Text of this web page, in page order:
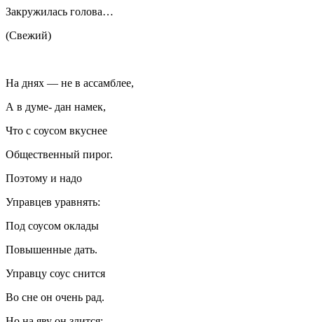
Закружилась голова…
(Свежий)
На днях — не в ассамблее,
А в думе- дан намек,
Что с соусом вкуснее
Общественный пирог.
Поэтому и надо
Управцев уравнять:
Под соусом оклады
Повышенные дать.
Управцу соус снится
Во сне он очень рад.